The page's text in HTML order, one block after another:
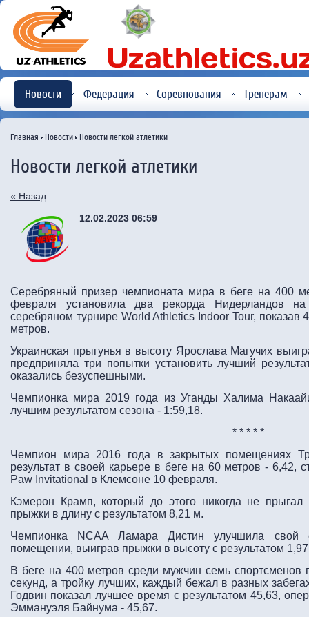
Новости Федерация Соревнования Тренерам
Главная Новости Новости легкой атлетики
Новости легкой атлетики
« Назад
12.02.2023 06:59
Серебряный призер чемпионата мира в беге на 400
февраля установила два рекорда Нидерландов
серебряном турнире World Athletics Indoor Tour, показав
метров.
Украинская прыгунья в высоту Ярослава Магучих
предприняла три попытки установить лучший
оказались безуспешными.
Чемпионка мира 2019 года из Уганды Халима
лучшим результатом сезона - 1:59,18.
* * * * *
Чемпион мира 2016 года в закрытых помещениях
результат в своей карьере в беге на 60 метров - 6,42,
Paw Invitational в Клемсоне 10 февраля.
Кэмерон Крамп, который до этого никогда не
прыжки в длину с результатом 8,21 м.
Чемпионка NCAA Ламара Дистин улучшила свой
помещении, выиграв прыжки в высоту с результатом
В беге на 400 метров среди мужчин семь
секунд, а тройку лучших, каждый бежал в разных
Годвин показал лучшее время с результатом 45,63,
Эммануэля Байнума - 45,67.